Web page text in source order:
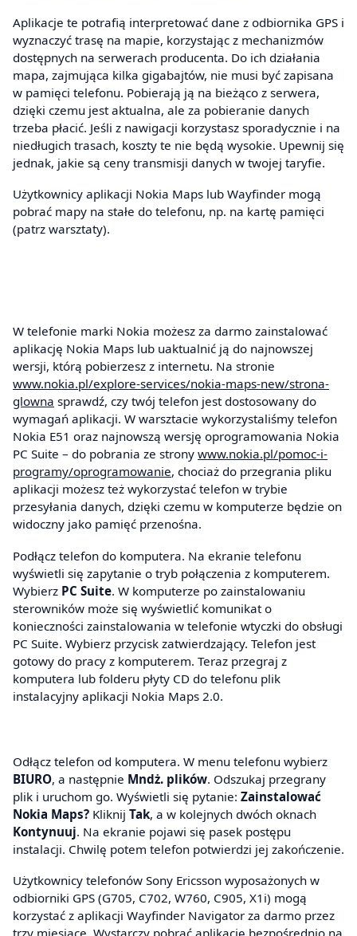
Aplikacje te potrafią interpretować dane z odbiornika GPS i
wyznaczyć trasę na mapie, korzystając z mechanizmów
dostępnych na serwerach producenta. Do ich działania
mapa, zajmująca kilka gigabajtów, nie musi być zapisana
w pamięci telefonu. Pobierają ją na bieżąco z serwera,
dzięki czemu jest aktualna, ale za pobieranie danych
trzeba płacić. Jeśli z nawigacji korzystasz sporadycznie i na
niedługich trasach, koszty te nie będą wysokie. Upewnij się
jednak, jakie są ceny transmisji danych w twojej taryfie.
Użytkownicy aplikacji Nokia Maps lub Wayfinder mogą
pobrać mapy na stałe do telefonu, np. na kartę pamięci
(patrz warsztaty).
W telefonie marki Nokia możesz za darmo zainstalować
aplikację Nokia Maps lub uaktualnić ją do najnowszej
wersji, którą pobierzesz z internetu. Na stronie
www.nokia.pl/explore-services/nokia-maps-new/strona-
glowna sprawdź, czy twój telefon jest dostosowany do
wymagań aplikacji. W warsztacie wykorzystaliśmy telefon
Nokia E51 oraz najnowszą wersję oprogramowania Nokia
PC Suite – do pobrania ze strony www.nokia.pl/pomoc-i-
programy/oprogramowanie, chociaż do przegrania pliku
aplikacji możesz też wykorzystać telefon w trybie
przesyłania danych, dzięki czemu w komputerze będzie on
widoczny jako pamięć przenośna.
Podłącz telefon do komputera. Na ekranie telefonu
wyświetli się zapytanie o tryb połączenia z komputerem.
Wybierz PC Suite. W komputerze po zainstalowaniu
sterowników może się wyświetlić komunikat o
konieczności zainstalowania w telefonie wtyczki do obsługi
PC Suite. Wybierz przycisk zatwierdzający. Telefon jest
gotowy do pracy z komputerem. Teraz przegraj z
komputera lub folderu płyty CD do telefonu plik
instalacyjny aplikacji Nokia Maps 2.0.
Odłącz telefon od komputera. W menu telefonu wybierz
BIURO, a następnie Mndż. plików. Odszukaj przegrany
plik i uruchom go. Wyświetli się pytanie: Zainstalować
Nokia Maps? Kliknij Tak, a w kolejnych dwóch oknach
Kontynuuj. Na ekranie pojawi się pasek postępu
instalacji. Chwilę potem telefon potwierdzi jej zakończenie.
Użytkownicy telefonów Sony Ericsson wyposażonych w
odbiorniki GPS (G705, C702, W760, C905, X1i) mogą
korzystać z aplikacji Wayfinder Navigator za darmo przez